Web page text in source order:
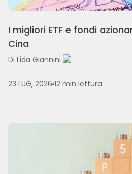
I migliori ETF e fondi
Cina
Di Lida Giannini
23 LUG, 2026 12 min lettura